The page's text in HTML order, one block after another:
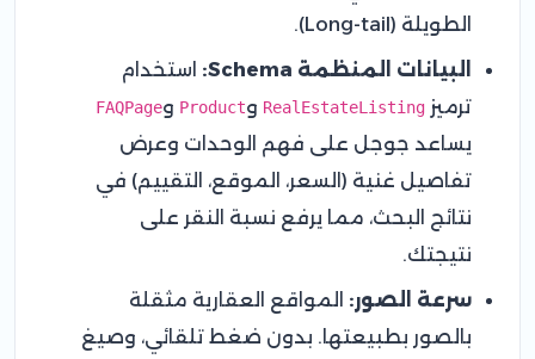
الطويلة (Long-tail).
البيانات المنظمة Schema:
استخدام
ترميز RealEstateListing وProduct وFAQPage
يساعد جوجل على فهم الوحدات وعرض
تفاصيل غنية (السعر، الموقع، التقييم) في
نتائج البحث، مما يرفع نسبة النقر على
نتيجتك.
سرعة الصور: المواقع العقارية مثقلة
بالصور بطبيعتها. بدون ضغط تلقائي، وصيغ